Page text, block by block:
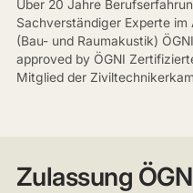
Über 20 Jahre
Sachverständiger Experte
(Bau- und Raumakustik)
approved by ÖGNI
Mitglied der
Zulassung